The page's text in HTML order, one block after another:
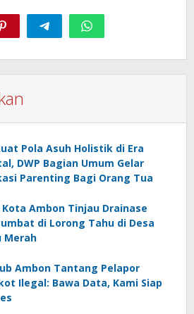
Pola Asuh Holistik di Era
DWP Bagian Umum Gelar
Parenting Bagi Orang Tua
Ambon Tinjau Drainase
di Lorong Tahu di Desa
Merah
Ambon Tantang Pelapor
Ilegal: Bawa Data, Kami Siap